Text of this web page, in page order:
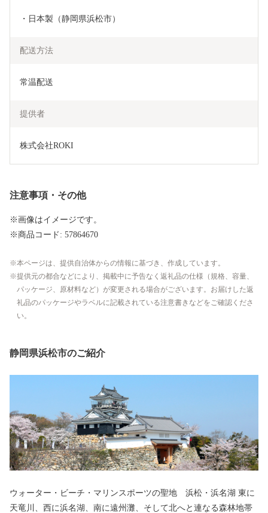
・日本製（静岡県浜松市）
配送方法
常温配送
提供者
株式会社ROKI
注意事項・その他
※画像はイメージです。
※商品コード: 57864670
本ページは、提供自治体からの情報に基づき、作成しています。
提供元の都合などにより、掲載中に予告なく返礼品の仕様（規格、容量、
パッケージ、原材料など）が変更される場合がございます。お届けした返
礼品のパッケージやラベルに記載されている注意書きなどをご確認くださ
い。
静岡県浜松市のご紹介
ウォーター・ビーチ・マリンスポーツの聖地 浜松・浜名湖 東に
天竜川、西に浜名湖、南に遠州灘、そして北へと連なる森林地帯